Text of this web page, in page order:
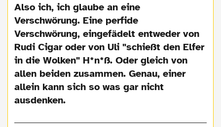
Also ich, ich glaube an eine
Verschwörung. Eine perfide
Verschwörung, eingefädelt entweder von
Rudi Cigar oder von Uli "schießt den Elfer
in die Wolken" H*n*ß. Oder gleich von
allen beiden zusammen. Genau, einer
allein kann sich so was gar nicht
ausdenken.